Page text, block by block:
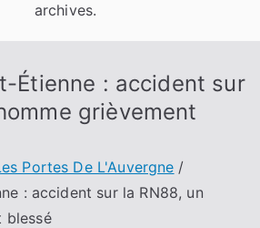
archives.
Étienne : accident sur
grièvement
Portes De L'Auvergne
: accident sur la RN88, un
blessé